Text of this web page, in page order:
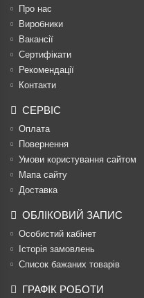
Про нас
Виробники
Вакансії
Сертифікати
Рекомендації
Контакти
СЕРВІС
Оплата
Повернення
Умови користування сайтом
Мапа сайту
Доставка
ОБЛІКОВИЙ ЗАПИС
Особистий кабінет
Історія замовлень
Список бажаних товарів
ГРАФІК РОБОТИ